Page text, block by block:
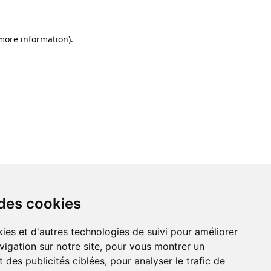
cookies
et d'autres technologies de suivi pour améliorer
sur notre site, pour vous montrer un
des publicités ciblées, pour analyser le trafic de
information).